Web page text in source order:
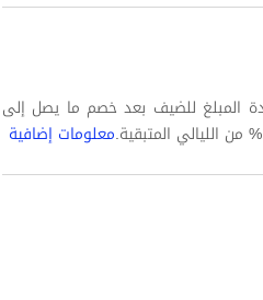
يتم إعادة المبلغ للضيف بعد خصم ما يصل إلى
معلومات إضافية